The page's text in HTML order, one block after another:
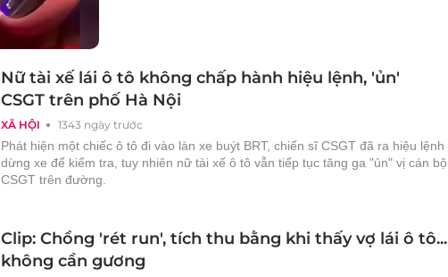
XÃ HỘI 1343 ngày trước
Nữ tài xế lái ô tô không chấp hành hiệu lệnh, 'ủn'
CSGT trên phố Hà Nội
Phát hiện một chiếc ô tô đi vào làn xe buýt BRT, chiến sĩ CSGT đã ra hiệu lệnh
dừng xe để kiểm tra, tuy nhiên nữ tài xế ô tô vẫn tiếp tục tăng ga "ủn" vị cán bộ
CSGT trên đường.
Clip: Chồng 'rét run', tích thu bằng khi thấy vợ lái ô tô...
không cần gương